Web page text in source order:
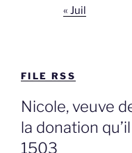
« Juil
FILE RSS
Nicole, veuve
la donation
1503